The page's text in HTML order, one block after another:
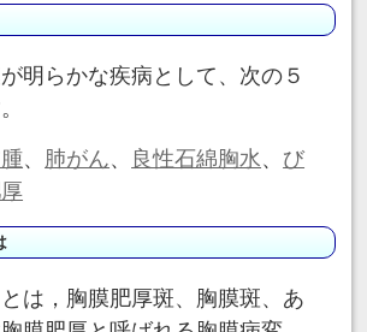
明らかな疾病として、次の５
、 肺がん、 良性石綿胸水、 び
は，胸膜肥厚斑、胸膜斑、あ